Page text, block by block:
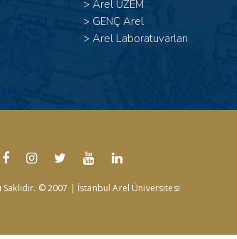
> Arel UZEM
> GENÇ Arel
> Arel Laboratuvarları
Saklıdır. © 2007 | İstanbul Arel Üniversitesi